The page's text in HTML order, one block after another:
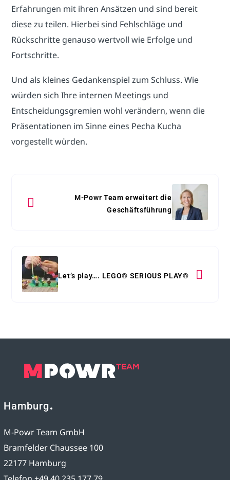
Erfahrungen mit ihren Ansätzen und sind bereit
diese zu teilen. Hierbei sind Fehlschläge und
Rückschritte genauso wertvoll wie Erfolge und
Fortschritte.
Und als kleines Gedankenspiel zum Schluss. Wie
würden sich Ihre internen Meetings und
Entscheidungsgremien wohl verändern, wenn die
Präsentationen im Sinne eines Pecha Kucha
vorgestellt würden.
M-Powr Team erweitert die
Geschäftsführung
Let’s play…. LEGO® SERIOUS PLAY®
Hamburg
M-Powr Team GmbH
Bramfelder Chaussee 100
22177 Hamburg